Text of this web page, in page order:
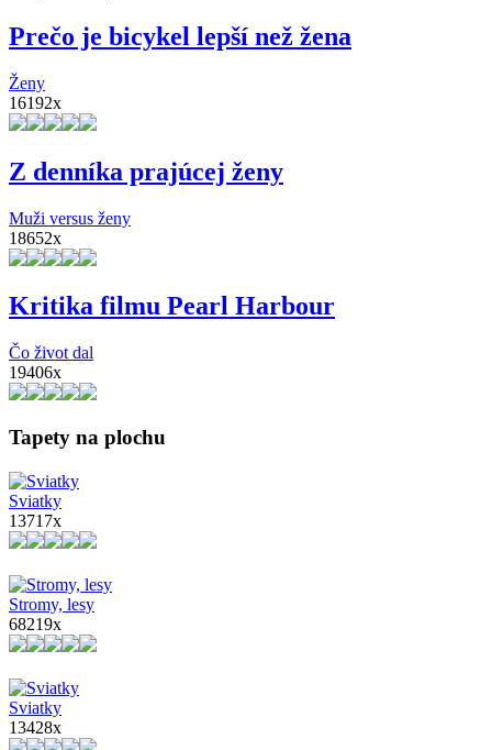
Prečo je bicykel lepší než žena
Ženy
16192x
Z denníka prajúcej ženy
Muži versus ženy
18652x
Kritika filmu Pearl Harbour
Čo život dal
19406x
Tapety na plochu
Sviatky
13717x
Stromy, lesy
68219x
Sviatky
13428x